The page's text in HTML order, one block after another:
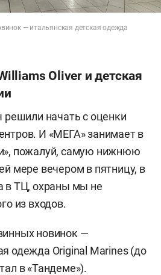
— итальянская детская одежда
Oliver и детская
решили начать с оценки
И «МЕГА» занимает в
пожалуй, самую нижнюю
мере вечером в пятницу, в
в ТЦ, охраны мы не
из входов.
новинок —
одежда Original Marines (до
в «Тандеме»).